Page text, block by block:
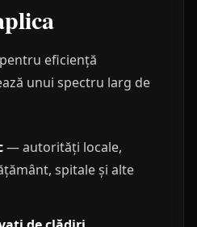
eficiență
unui spectru larg de
— autorități locale,
spitale și alte